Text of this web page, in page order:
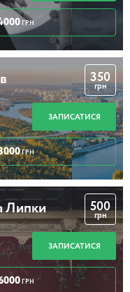
ГРН
350
грн
ЗАПИСАТИСЯ
ГРН
Липки 500
грн
ЗАПИСАТИСЯ
ГРН